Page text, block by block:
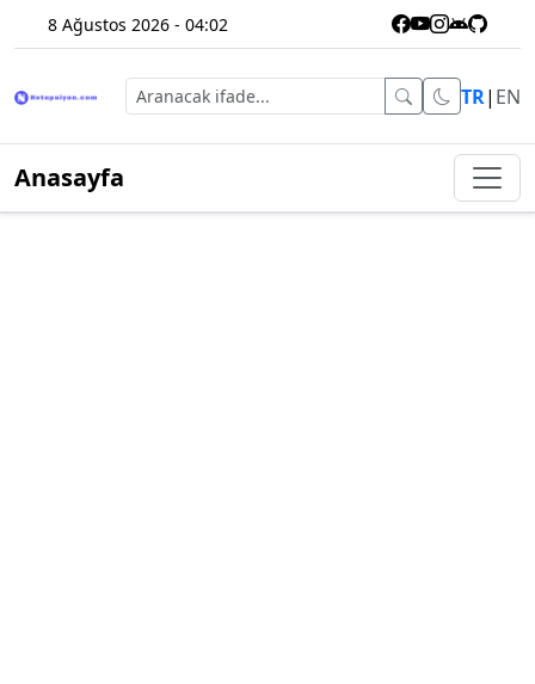
8 Ağustos 2026 - 04:02
TR| EN
Anasayfa